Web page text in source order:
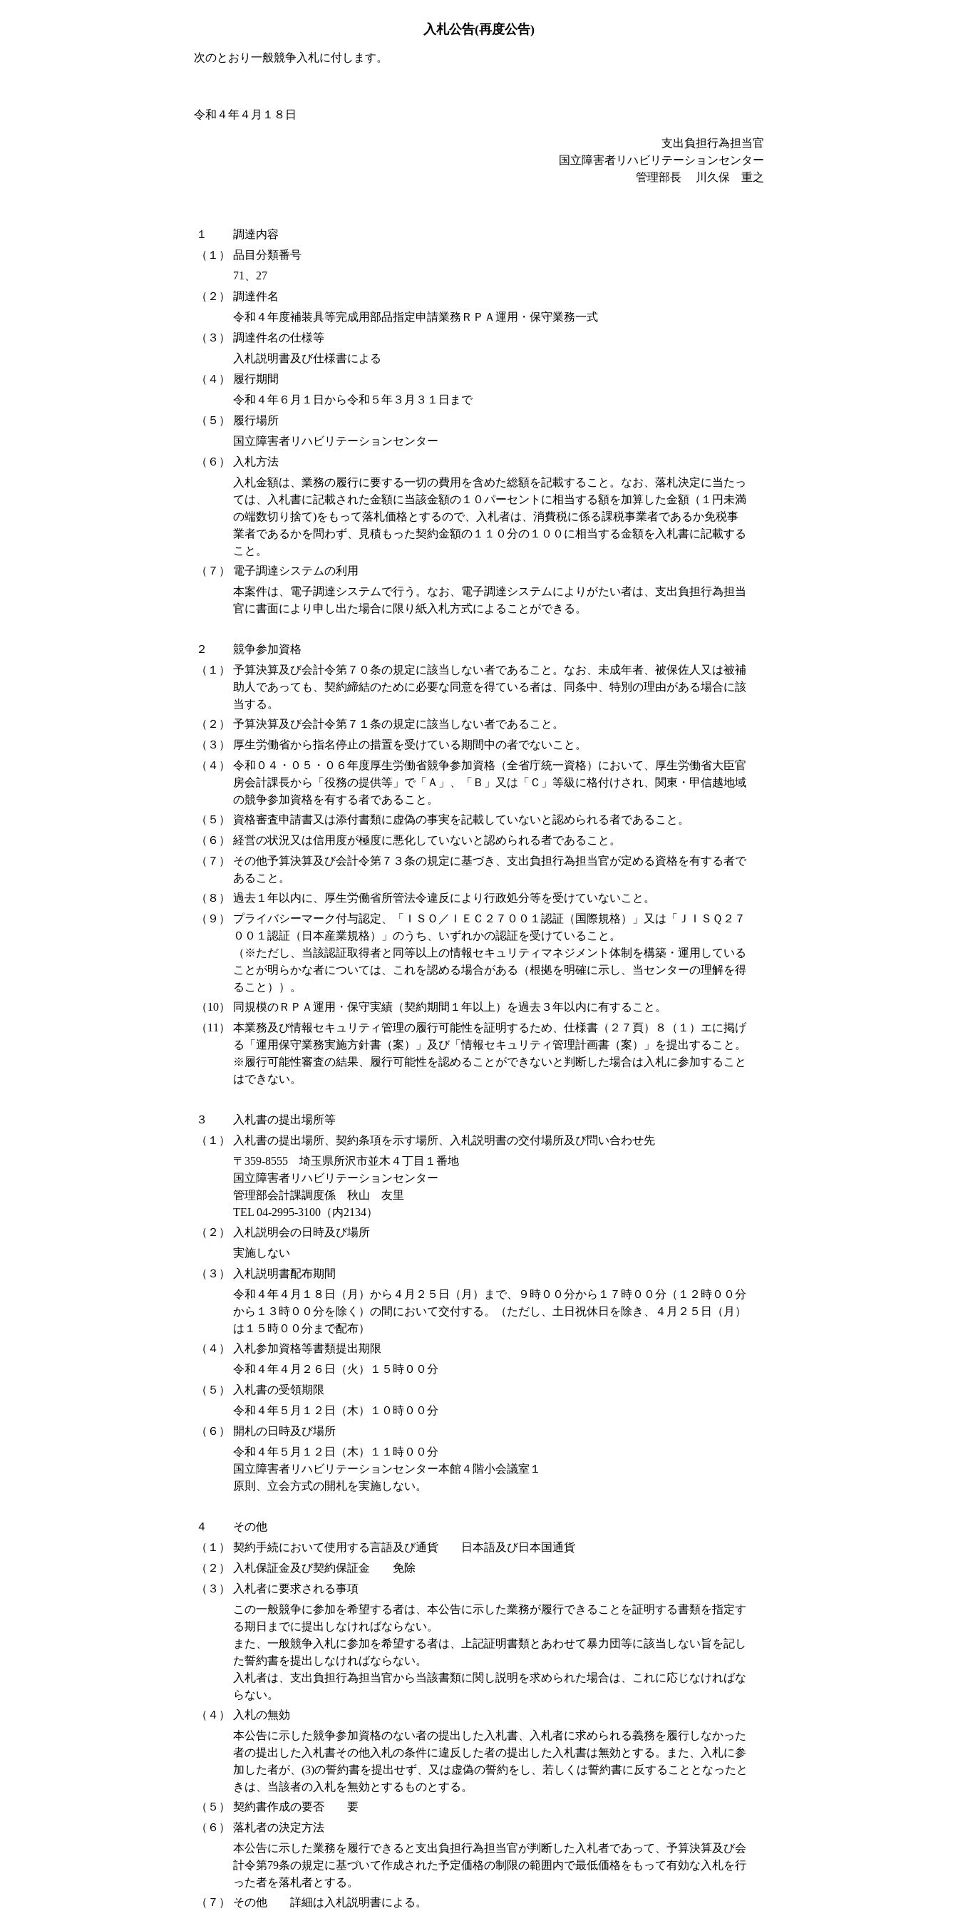
入札公告(再度公告)
次のとおり一般競争入札に付します。
令和４年４月１８日
支出負担行為担当官
国立障害者リハビリテーションセンター
管理部長 川久保 重之
１
調達内容
（１）
品目分類番号
71、27
（２）
調達件名
令和４年度補装具等完成用部品指定申請業務ＲＰＡ運用・保守業務一式
（３）
調達件名の仕様等
入札説明書及び仕様書による
（４）
履行期間
令和４年６月１日から令和５年３月３１日まで
（５）
履行場所
国立障害者リハビリテーションセンター
（６）
入札方法
入札金額は、業務の履行に要する一切の費用を含めた総額を記載すること。なお、落札決定に当たっ
ては、入札書に記載された金額に当該金額の１０パーセントに相当する額を加算した金額（１円未満
の端数切り捨て)をもって落札価格とするので、入札者は、消費税に係る課税事業者であるか免税事
業者であるかを問わず、見積もった契約金額の１１０分の１００に相当する金額を入札書に記載する
こと。
（７）
電子調達システムの利用
本案件は、電子調達システムで行う。なお、電子調達システムによりがたい者は、支出負担行為担当
官に書面により申し出た場合に限り紙入札方式によることができる。
２
競争参加資格
（１）
予算決算及び会計令第７０条の規定に該当しない者であること。なお、未成年者、被保佐人又は被補
助人であっても、契約締結のために必要な同意を得ている者は、同条中、特別の理由がある場合に該
当する。
（２）
予算決算及び会計令第７１条の規定に該当しない者であること。
（３）
厚生労働省から指名停止の措置を受けている期間中の者でないこと。
（４）
令和０４・０５・０６年度厚生労働省競争参加資格（全省庁統一資格）において、厚生労働省大臣官
房会計課長から「役務の提供等」で「Ａ」、「Ｂ」又は「Ｃ」等級に格付けされ、関東・甲信越地域
の競争参加資格を有する者であること。
（５）
資格審査申請書又は添付書類に虚偽の事実を記載していないと認められる者であること。
（６）
経営の状況又は信用度が極度に悪化していないと認められる者であること。
（７）
その他予算決算及び会計令第７３条の規定に基づき、支出負担行為担当官が定める資格を有する者で
あること。
（８）
過去１年以内に、厚生労働省所管法令違反により行政処分等を受けていないこと。
（９）
プライバシーマーク付与認定、「ＩＳＯ／ＩＥＣ２７００１認証（国際規格）」又は「ＪＩＳＱ２７
００１認証（日本産業規格）」のうち、いずれかの認証を受けていること。
（※ただし、当該認証取得者と同等以上の情報セキュリティマネジメント体制を構築・運用している
ことが明らかな者については、これを認める場合がある（根拠を明確に示し、当センターの理解を得
ること））。
（10）
同規模のＲＰＡ運用・保守実績（契約期間１年以上）を過去３年以内に有すること。
（11）
本業務及び情報セキュリティ管理の履行可能性を証明するため、仕様書（２７頁）８（１）エに掲げ
る「運用保守業務実施方針書（案）」及び「情報セキュリティ管理計画書（案）」を提出すること。
※履行可能性審査の結果、履行可能性を認めることができないと判断した場合は入札に参加すること
はできない。
３
入札書の提出場所等
（１）
入札書の提出場所、契約条項を示す場所、入札説明書の交付場所及び問い合わせ先
〒359-8555 埼玉県所沢市並木４丁目１番地
国立障害者リハビリテーションセンター
管理部会計課調度係 秋山 友里
TEL 04-2995-3100（内2134）
（２）
入札説明会の日時及び場所
実施しない
（３）
入札説明書配布期間
令和４年４月１８日（月）から４月２５日（月）まで、９時００分から１７時００分（１２時００分
から１３時００分を除く）の間において交付する。（ただし、土日祝休日を除き、４月２５日（月）
は１５時００分まで配布）
（４）
入札参加資格等書類提出期限
令和４年４月２６日（火）１５時００分
（５）
入札書の受領期限
令和４年５月１２日（木）１０時００分
（６）
開札の日時及び場所
令和４年５月１２日（木）１１時００分
国立障害者リハビリテーションセンター本館４階小会議室１
原則、立会方式の開札を実施しない。
４
その他
（１）
契約手続において使用する言語及び通貨 日本語及び日本国通貨
（２）
入札保証金及び契約保証金 免除
（３）
入札者に要求される事項
この一般競争に参加を希望する者は、本公告に示した業務が履行できることを証明する書類を指定す
る期日までに提出しなければならない。
また、一般競争入札に参加を希望する者は、上記証明書類とあわせて暴力団等に該当しない旨を記し
た誓約書を提出しなければならない。
入札者は、支出負担行為担当官から当該書類に関し説明を求められた場合は、これに応じなければな
らない。
（４）
入札の無効
本公告に示した競争参加資格のない者の提出した入札書、入札者に求められる義務を履行しなかった
者の提出した入札書その他入札の条件に違反した者の提出した入札書は無効とする。また、入札に参
加した者が、(3)の誓約書を提出せず、又は虚偽の誓約をし、若しくは誓約書に反することとなったと
きは、当該者の入札を無効とするものとする。
（５）
契約書作成の要否 要
（６）
落札者の決定方法
本公告に示した業務を履行できると支出負担行為担当官が判断した入札者であって、予算決算及び会
計令第79条の規定に基づいて作成された予定価格の制限の範囲内で最低価格をもって有効な入札を行
った者を落札者とする。
（７）
その他 詳細は入札説明書による。